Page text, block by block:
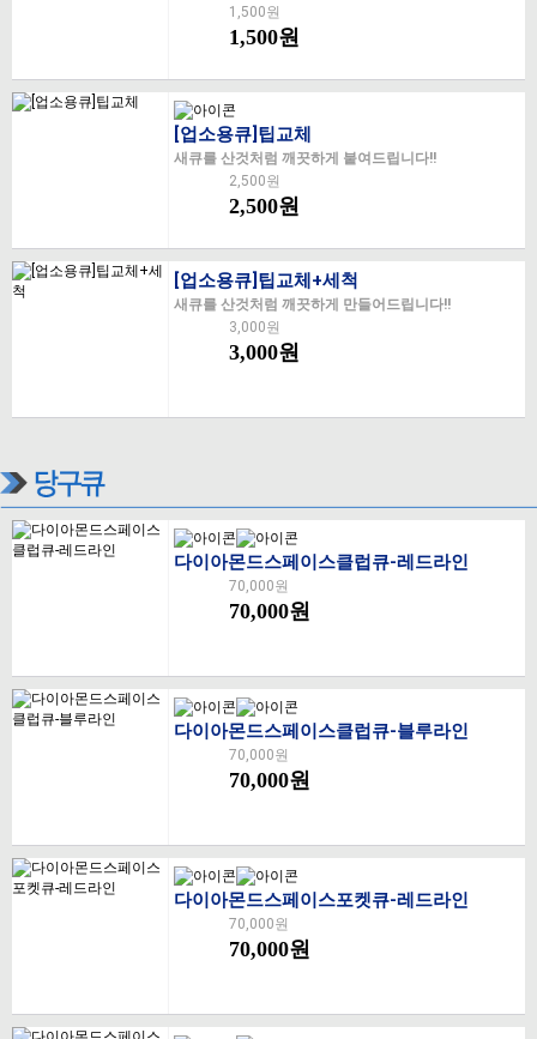
1,500원
1,500원
[업소용큐]팁교체
새큐를 산것처럼 깨끗하게 붙여드립니다!!
2,500원
2,500원
[업소용큐]팁교체+세척
새큐를 산것처럼 깨끗하게 만들어드립니다!!
3,000원
3,000원
다이아몬드스페이스클럽큐-레드라인
70,000원
70,000원
다이아몬드스페이스클럽큐-블루라인
70,000원
70,000원
다이아몬드스페이스포켓큐-레드라인
70,000원
70,000원